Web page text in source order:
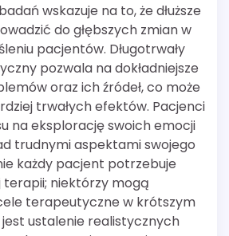
wskazuje na to, że dłuższe
do głębszych zmian w
pacjentów. Długotrwały
pozwala na dokładniejsze
oraz ich źródeł, co może
trwałych efektów. Pacjenci
na eksplorację swoich emocji
trudnymi aspektami swojego
każdy pacjent potrzebuje
terapii; niektórzy mogą
terapeutyczne w krótszym
jest ustalenie realistycznych